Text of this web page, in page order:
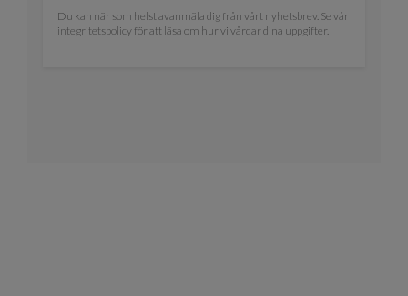
Du kan när som helst avanmäla dig från vårt nyhetsbrev. Se vår
integritetspolicyför att läsa om hur vi vårdar dina uppgifter.